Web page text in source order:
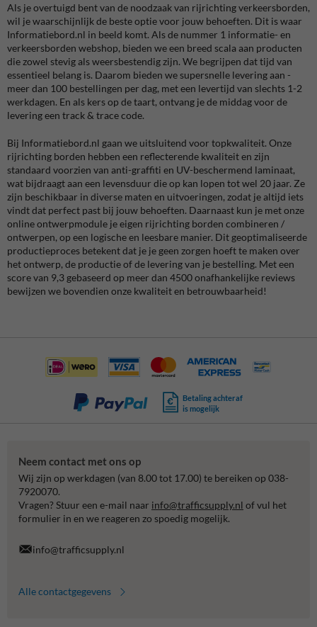
Als je overtuigd bent van de noodzaak van rijrichting verkeersborden,
wil je waarschijnlijk de beste optie voor jouw behoeften. Dit is waar
Informatiebord.nl in beeld komt. Als de nummer 1 informatie- en
verkeersborden webshop, bieden we een breed scala aan producten
die zowel stevig als weersbestendig zijn. We begrijpen dat tijd van
essentieel belang is. Daarom bieden we supersnelle levering aan -
meer dan 100 bestellingen per dag, met een levertijd van slechts 1-2
werkdagen. En als kers op de taart, ontvang je de middag voor de
levering een track & trace code.
Bij Informatiebord.nl gaan we uitsluitend voor topkwaliteit. Onze
rijrichting borden hebben een reflecterende kwaliteit en zijn
standaard voorzien van anti-graffiti en UV-beschermend laminaat,
wat bijdraagt aan een levensduur die op kan lopen tot wel 20 jaar. Ze
zijn beschikbaar in diverse maten en uitvoeringen, zodat je altijd iets
vindt dat perfect past bij jouw behoeften. Daarnaast kun je met onze
online ontwerpmodule je eigen rijrichting borden combineren /
ontwerpen, op een logische en leesbare manier. Dit geoptimaliseerde
productieproces betekent dat je je geen zorgen hoeft te maken over
het ontwerp, de productie of de levering van je bestelling. Met een
score van 9,3 gebaseerd op meer dan 4500 onafhankelijke reviews
bewijzen we bovendien onze kwaliteit en betrouwbaarheid!
Betaling achteraf
is mogelijk
Neem contact met ons op
Wij zijn op werkdagen (van 8.00 tot 17.00) te bereiken op 038-
7920070.
Vragen? Stuur een e-mail naar info@trafficsupply.nl of vul het
formulier in en we reageren zo spoedig mogelijk.
info@trafficsupply.nl
Alle contactgegevens